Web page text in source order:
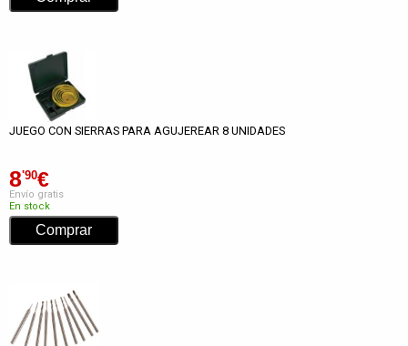
JUEGO CON SIERRAS PARA AGUJEREAR 8 UNIDADES
8'90€
Envío gratis
En stock